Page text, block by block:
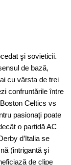
şi sovieticii.
de bază,
cu vârsta de trei
confruntările între
Celtics vs
pasionaţi poate
o partidă AC
d’Italia se
(intrigantă şi
de clipe